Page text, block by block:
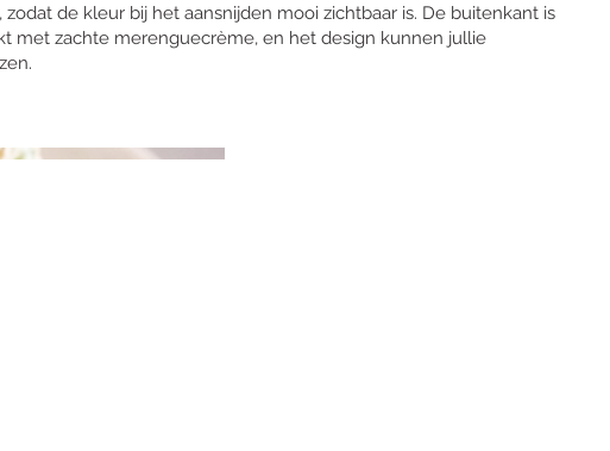
de kleur bij het aansnijden mooi zichtbaar is. De buitenkant is
met zachte merenguecrème, en het design kunnen jullie